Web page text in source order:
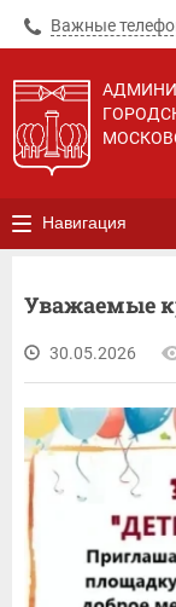
Важные
Навигация
Уважаемые
30.05.2026